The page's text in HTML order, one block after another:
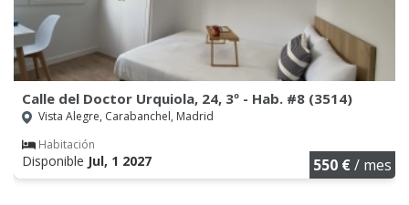
Calle del Doctor Urquiola, 24, 3º - Hab. #8 (3514)
Vista Alegre, Carabanchel, Madrid
Habitación
Disponible Jul, 1 2027 550 €/ mes